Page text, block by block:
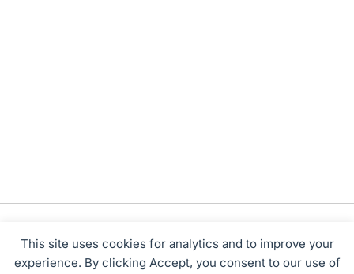
This site uses cookies for analytics and to improve your
experience. By clicking Accept, you consent to our use of